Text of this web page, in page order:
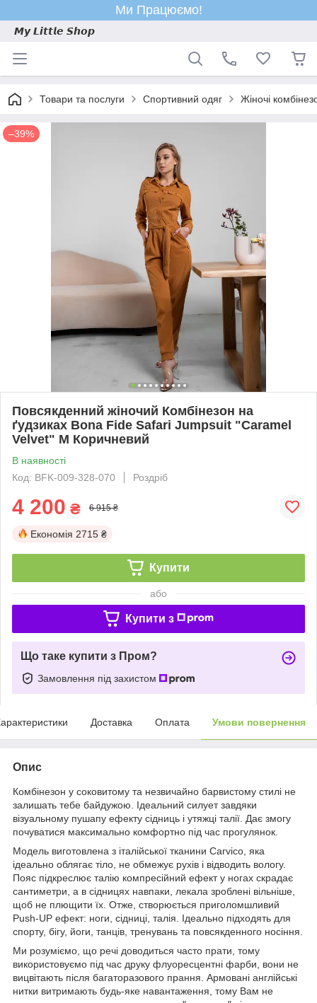
Ми Працюємо!
𝙈𝙮 𝙇𝙞𝙩𝙩𝙡𝙚 𝙎𝙝𝙤𝙥
Товари та послуги Спортивний одяг Жіночі
–39%
Повсякденний жіночий Комбінезон на
ґудзиках Bona Fide Safari Jumpsuit "Caramel
Velvet" M Коричневий
В наявності
Код: BFK-009-328-070
Роздріб
4 200 ₴ 6 915 ₴
Економія 2715 ₴
Купити
або
Купити з
Що таке купити з Пром?
Замовлення під захистом
Доставка Оплата Умови повернення
Опис
Комбінезон у соковитому та незвичайно барвистому стилі не
залишать тебе байдужою. Ідеальний силует завдяки
візуальному пушапу ефекту сідниць і утяжці талії. Дає змогу
почуватися максимально комфортно під час прогулянок.
Модель виготовлена з італійської тканини Carvico, яка
ідеально облягає тіло, не обмежує рухів і відводить вологу.
Пояс підкреслює талію компресійний ефект у ногах скрадає
сантиметри, а в сідницях навпаки, лекала зроблені вільніше,
щоб не плющити їх. Отже, створюється приголомшливий
Push-UP ефект: ноги, сідниці, талія. Ідеально підходять для
спорту, бігу, йоги, танців, тренувань та повсякденного носіння.
Ми розуміємо, що речі доводиться часто прати, тому
використовуємо під час друку флуоресцентні фарби, вони не
вицвітають після багаторазового прання. Армовані англійські
нитки витримають будь-яке навантаження, тому Вам не